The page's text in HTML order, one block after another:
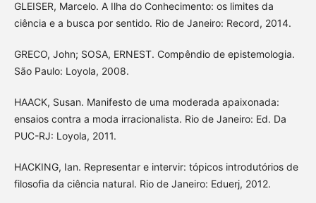
GLEISER, Marcelo. A Ilha do Conhecimento: os limites da
ciência e a busca por sentido. Rio de Janeiro: Record, 2014.
GRECO, John; SOSA, ERNEST. Compêndio de epistemologia.
São Paulo: Loyola, 2008.
HAACK, Susan. Manifesto de uma moderada apaixonada:
ensaios contra a moda irracionalista. Rio de Janeiro: Ed. Da
PUC-RJ: Loyola, 2011.
HACKING, Ian. Representar e intervir: tópicos introdutórios de
filosofia da ciência natural. Rio de Janeiro: Eduerj, 2012.